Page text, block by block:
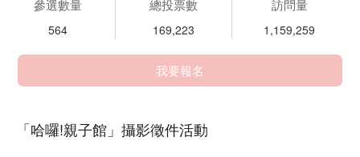
參選數量
564
總投票數
169,223
訪問量
1,159,259
我要報名
「哈囉!親子館」攝影徵件活動